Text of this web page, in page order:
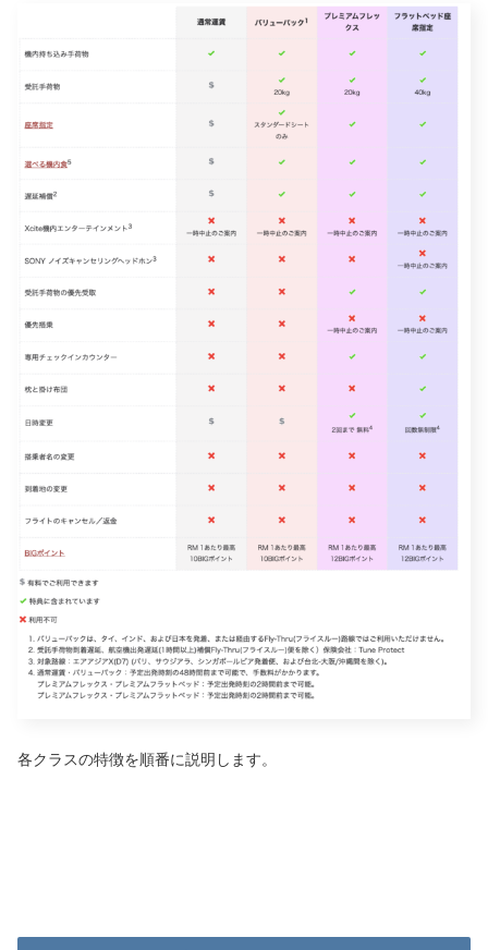
各クラスの特徴を順番に説明します。